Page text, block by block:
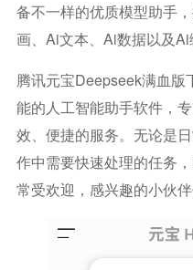
备不一样的优质模型助手
画、ai文本、ai数据以及ai
腾讯元宝deepseek满血版
能的人工智能助手软件，
效、便捷的服务。无论是
作中需要快速处理的任务
常受欢迎，感兴趣的小伙伴